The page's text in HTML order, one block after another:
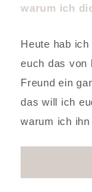
Heute hab
euch das von
Freund ein
das will ich
warum ich